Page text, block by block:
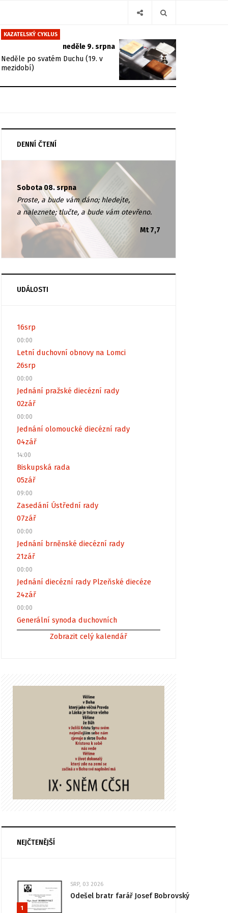
KAZATELSKÝ CYKLUS
neděle 9. srpna
Neděle po svatém Duchu (19. v
mezidobí)
DENNÍ ČTENÍ
Sobota 08. srpna
Proste, a bude vám dáno; hledejte,
a naleznete; tlučte, a bude vám otevřeno.
Mt 7,7
UDÁLOSTI
16srp
00:00
Letní duchovní obnovy na Lomci
26srp
00:00
Jednání pražské diecézní rady
02zář
00:00
Jednání olomoucké diecézní rady
04zář
14:00
Biskupská rada
05zář
09:00
Zasedání Ústřední rady
07zář
00:00
Jednání brněnské diecézní rady
21zář
00:00
Jednání diecézní rady Plzeňské diecéze
24zář
00:00
Generální synoda duchovních
Zobrazit celý kalendář
NEJČTENĚJŠÍ
1
SRP, 03 2026
Odešel bratr farář Josef Bobrovský